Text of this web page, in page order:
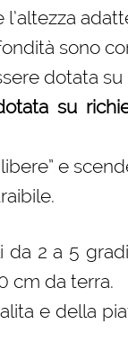
sono
dotata
su
e
2 a 5
cm da terra.
e della